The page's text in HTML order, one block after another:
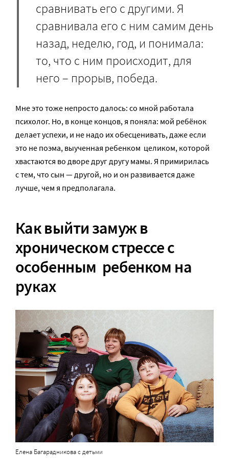
сравнивать его с другими. Я
сравнивала его с ним самим день
назад, неделю, год, и понимала:
то, что с ним происходит, для
него – прорыв, победа.
Мне это тоже непросто далось: со мной работала
психолог. Но, в конце концов, я поняла: мой ребёнок
делает успехи, и не надо их обесценивать, даже если
это не поэма, выученная ребенком целиком, которой
хвастаются во дворе друг другу мамы. Я примирилась
с тем, что сын — другой, но и он развивается даже
лучше, чем я предполагала.
Как выйти замуж в
хроническом стрессе с
особенным ребенком на
руках
Елена Багарадникова с детьми